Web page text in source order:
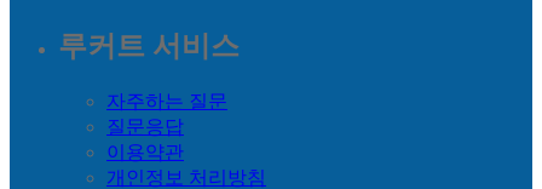
루커트 서비스
자주하는 질문
질문응답
이용약관
개인정보 처리방침